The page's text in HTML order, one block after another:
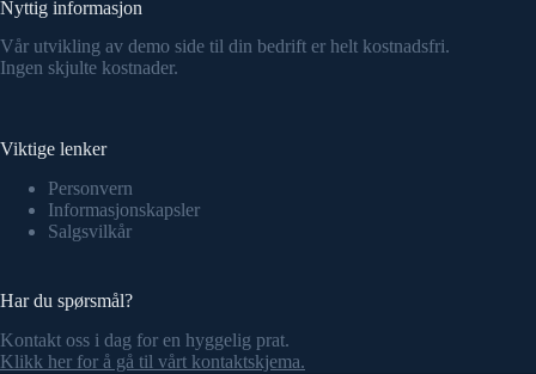
Nyttig informasjon
Vår utvikling av demo side til din bedrift er helt kostnadsfri.
Ingen skjulte kostnader.
Viktige lenker
Personvern
Informasjonskapsler
Salgsvilkår
Har du spørsmål?
Kontakt oss i dag for en hyggelig prat.
Klikk her for å gå til vårt kontaktskjema.